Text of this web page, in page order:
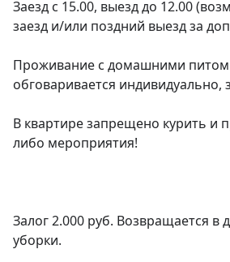
Заезд с 15.00, выезд до 12.00
заезд и/или поздний выезд за
Проживание с домашними
обговаривается индивидуально,
В квартире запрещено курить и
либо мероприятия!
Залог 2.000 руб. Возвращается в
уборки.